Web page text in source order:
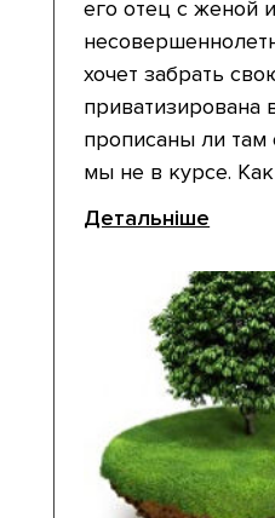
его отец с женой
хочет забрать
приватизирована
прописаны ли
мы не в курсе. Как
Детальніше